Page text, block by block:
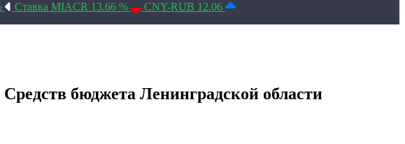
Ставка MIACR 13.66 % CNY-RUB 12.06
бюджета Ленинградской области